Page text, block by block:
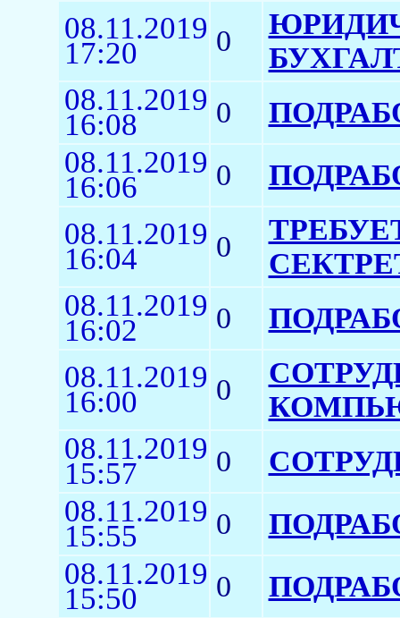
08.11.2019
17:20 0
08.11.2019
16:08 0
08.11.2019
16:06 0
08.11.2019
16:04 0
08.11.2019
16:02 0
08.11.2019
16:00 0
08.11.2019
15:57 0
08.11.2019
15:55 0
08.11.2019
15:50 0